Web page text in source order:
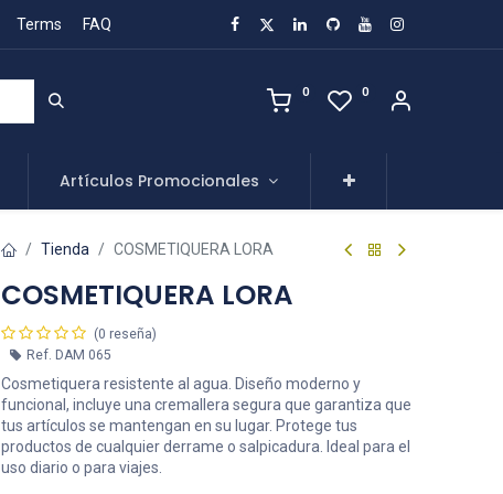
Terms FAQ
0 0
Artículos Promocionales
Tienda COSMETIQUERA LORA
COSMETIQUERA LORA
(0 reseña)
Ref. DAM 065
Cosmetiquera resistente al agua. Diseño moderno y
funcional, incluye una cremallera segura que garantiza que
tus artículos se mantengan en su lugar. Protege tus
productos de cualquier derrame o salpicadura. Ideal para el
uso diario o para viajes.